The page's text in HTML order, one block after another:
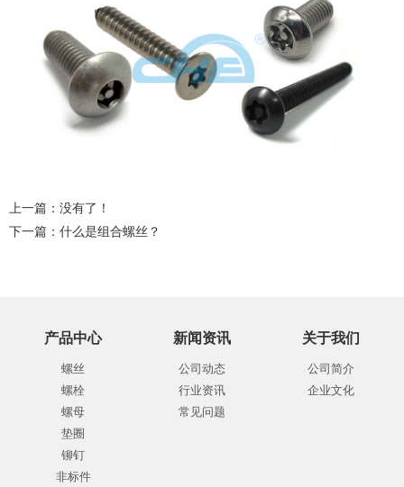
上一篇：没有了！
下一篇： 什么是组合螺丝？
产品中心
螺丝
螺栓
螺母
垫圈
铆钉
非标件
新闻资讯
公司动态
行业资讯
常见问题
关于我们
公司简介
企业文化